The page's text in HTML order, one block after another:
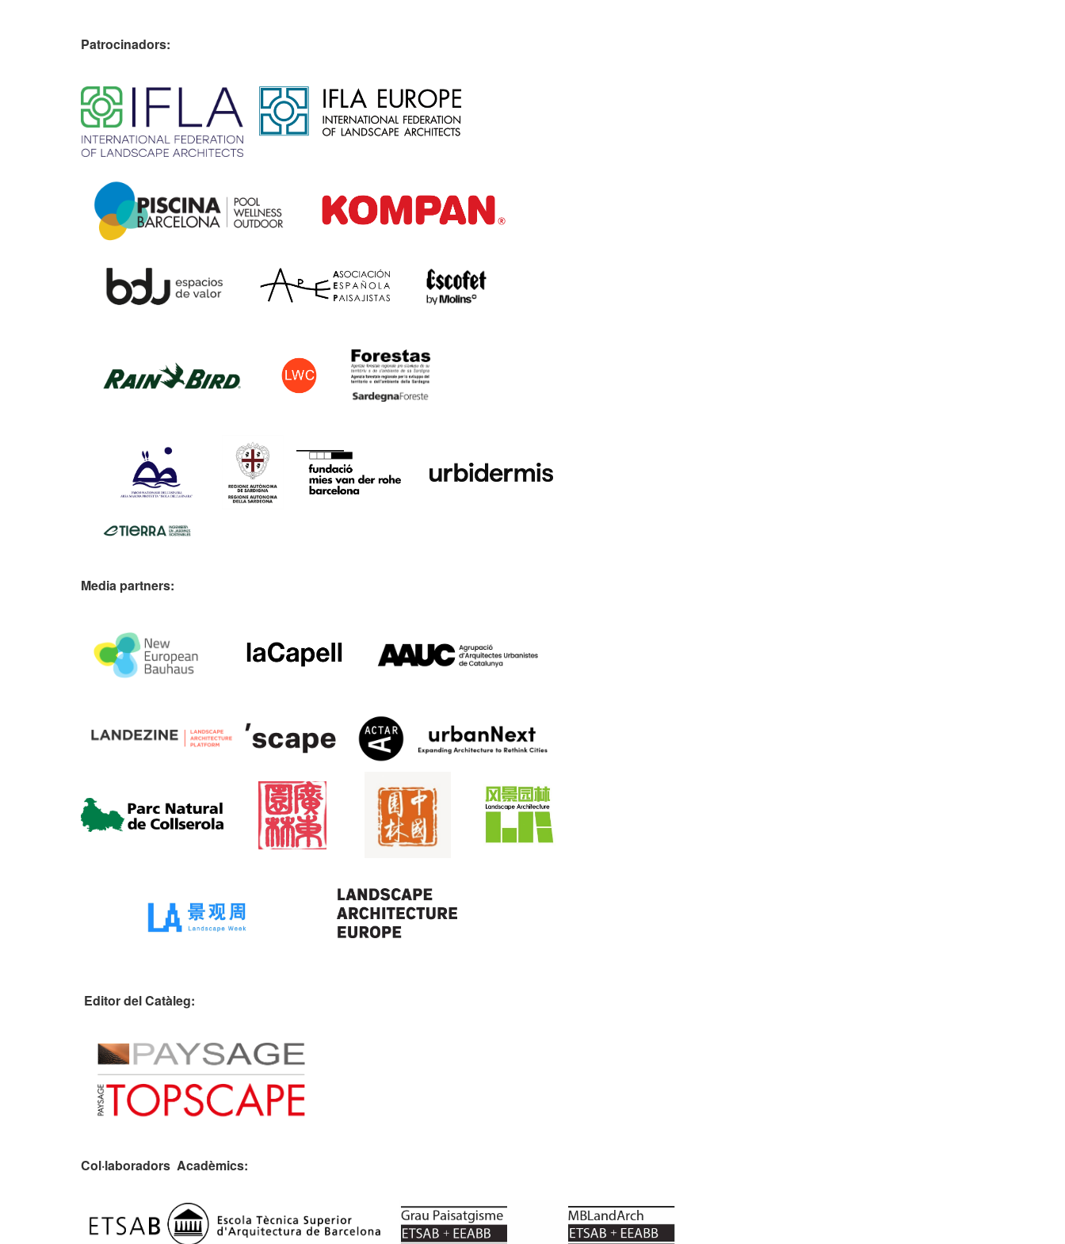
Patrocinadors:
Media partners:
Editor del Catàleg:
Col·laboradors Acadèmics: